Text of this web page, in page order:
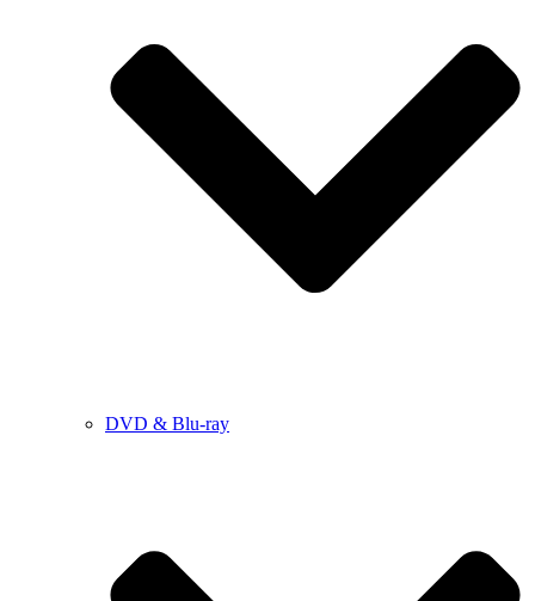
DVD & Blu-ray